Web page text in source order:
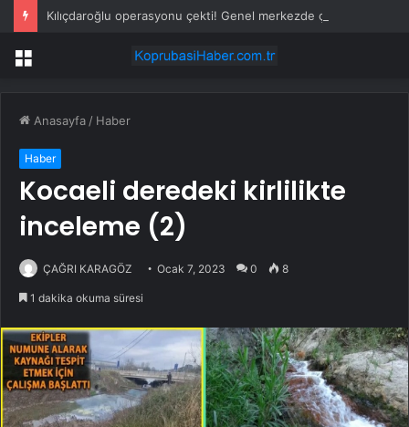
Menü
Anasayfa / Haber
Haber
Kocaeli deredeki kirlilikte
inceleme (2)
ÇAĞRI KARAGÖZ Ocak 7, 2023 0 8
1 dakika okuma süresi